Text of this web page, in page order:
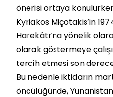
önerisi ortaya
Kyriakos Miçotakis’in
Harekâtı’na yönelik
olarak göstermeye
tercih etmesi son
Bu nedenle iktidarın
öncülüğünde,